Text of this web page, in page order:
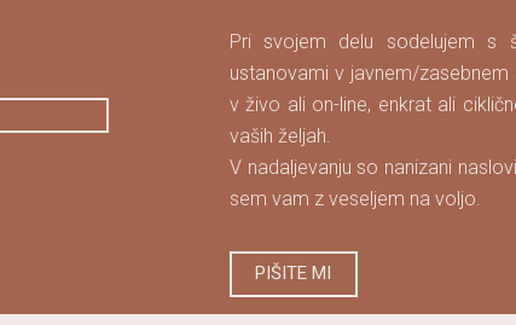
Pri svojem delu sodelujem s
ustanovami v javnem/
v živo ali on-line, enkrat ali
vaših željah.
V nadaljevanju so nanizani
sem vam z veseljem na voljo.
PIŠITE MI